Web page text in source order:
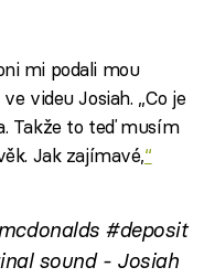
mi podali mou
videu Josiah. „Co je
Takže to teď musím
Jak zajímavé,“
#deposit
sound - Josiah